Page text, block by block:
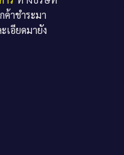
าชำระมา
เอียดมายัง